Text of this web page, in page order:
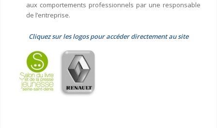
aux comportements professionnels par une responsable
de l’entreprise.
Cliquez sur les logos pour accéder directement au site